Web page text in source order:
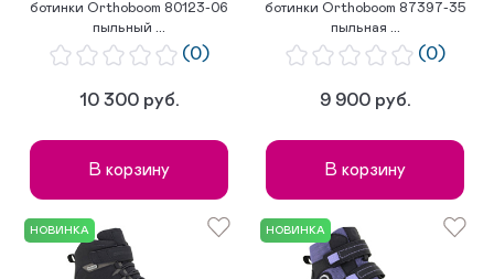
ботинки Orthoboom 80123-06
пыльный ...
(0)
10 300 руб.
В корзину
ботинки Orthoboom 87397-35
пыльная ...
(0)
9 900 руб.
В корзину
НОВИНКА НОВИНКА